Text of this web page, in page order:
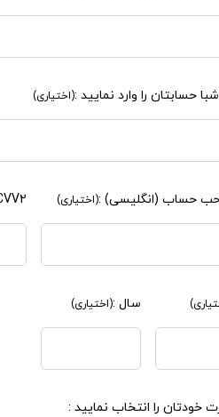
حسابتان را وارد نمایید :(اختیاری)
حساب (انگلیسی) :(اختیاری) :
سال :(اختیاری)
خودتان را انتخاب نمایید :